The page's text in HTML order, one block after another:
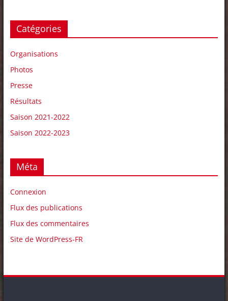
Catégories
Organisations
Photos
Presse
Résultats
Saison 2021-2022
Saison 2022-2023
Méta
Connexion
Flux des publications
Flux des commentaires
Site de WordPress-FR